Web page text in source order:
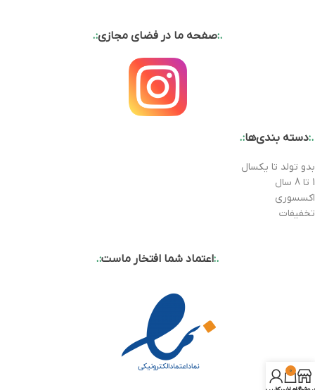
.:صفحه ما در فضای مجازی:.
.:دسته بندی‌ها:.
بدو تولد تا یکسال
1 تا 8 سال
اکسسوری
تخفیفات
.:اعتماد شما افتخار ماست:.
0